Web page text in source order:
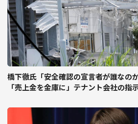
橋下徹氏「安全確認の宣言者が誰なの
「売上金を金庫に」テナント会社の指